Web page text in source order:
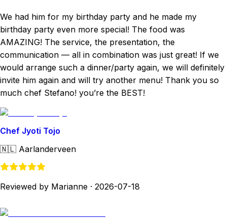
We had him for my birthday party and he made my
birthday party even more special! The food was
AMAZING! The service, the presentation, the
communication — all in combination was just great! If we
would arrange such a dinner/party again, we will definitely
invite him again and will try another menu! Thank you so
much chef Stefano! you’re the BEST!
Chef Jyoti Tojo
🇳🇱 Aarlanderveen
Reviewed by Marianne · 2026-07-18